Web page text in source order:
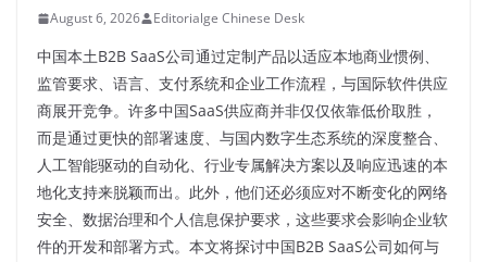
August 6, 2026 Editorialge Chinese Desk
中国本土B2B SaaS公司通过定制产品以适应本地商业惯例、
监管要求、语言、支付系统和企业工作流程，与国际软件供应
商展开竞争。许多中国SaaS供应商并非仅仅依靠低价取胜，
而是通过更快的部署速度、与国内数字生态系统的深度整合、
人工智能驱动的自动化、行业专属解决方案以及响应迅速的本
地化支持来脱颖而出。此外，他们还必须应对不断变化的网络
安全、数据治理和个人信息保护要求，这些要求会影响企业软
件的开发和部署方式。本文将探讨中国B2B SaaS公司如何与